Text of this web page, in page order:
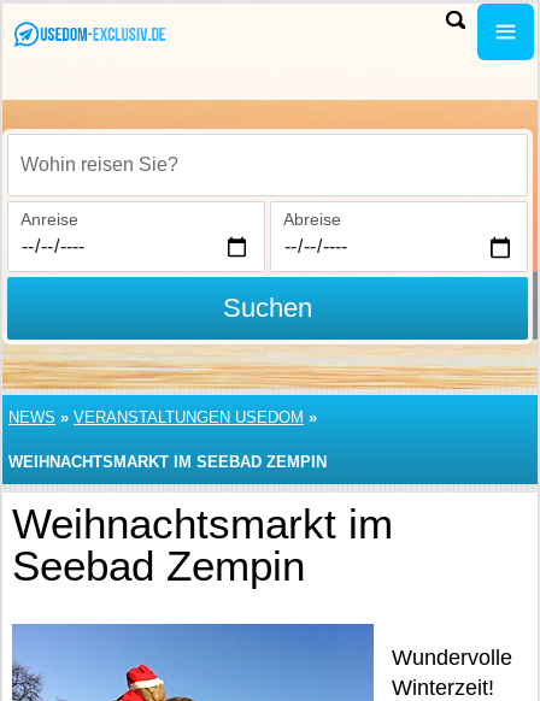
Wohin reisen Sie?
Anreise Abreise
Suchen
NEWS » VERANSTALTUNGEN USEDOM »
WEIHNACHTSMARKT IM SEEBAD ZEMPIN
Weihnachtsmarkt im
Seebad Zempin
Wundervolle
Winterzeit!